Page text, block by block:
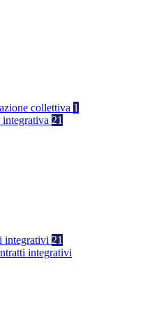
collettiva 1
21
integrativi 21
integrativi